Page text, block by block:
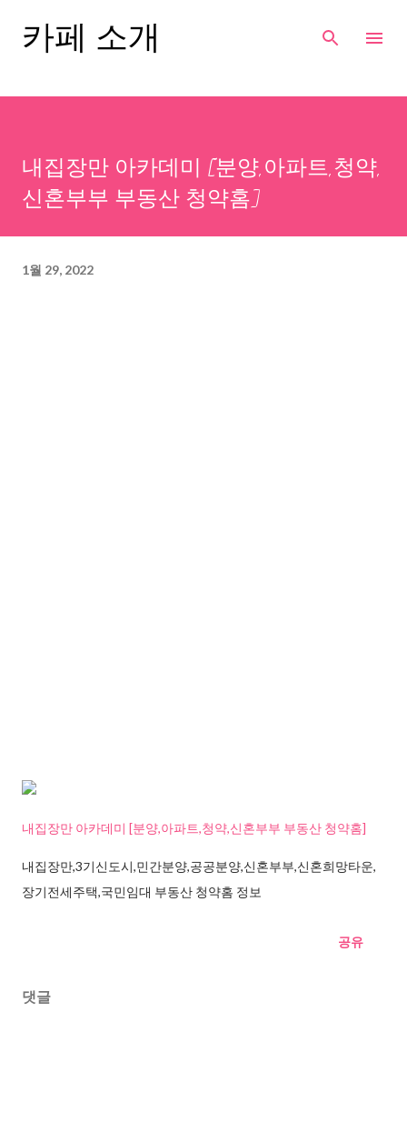
기본 콘텐츠로 건너뛰기
카페 소개
내집장만 아카데미 [분양,아파트,청약,
신혼부부 부동산 청약홈]
1월 29, 2022
내집장만 아카데미 [분양,아파트,청약,신혼부부 부동산 청약홈]
내집장만,3기신도시,민간분양,공공분양,신혼부부,신혼희망타운,
장기전세주택,국민임대 부동산 청약홈 정보
공유
댓글